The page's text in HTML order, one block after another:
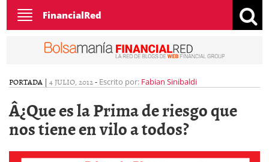
Toggle
navigation
FinancialRed
PORTADA | 4 JULIO, 2012- Escrito por: Fabian Sinibaldi
Â¿Que es la Prima de riesgo que
nos tiene en vilo a todos?